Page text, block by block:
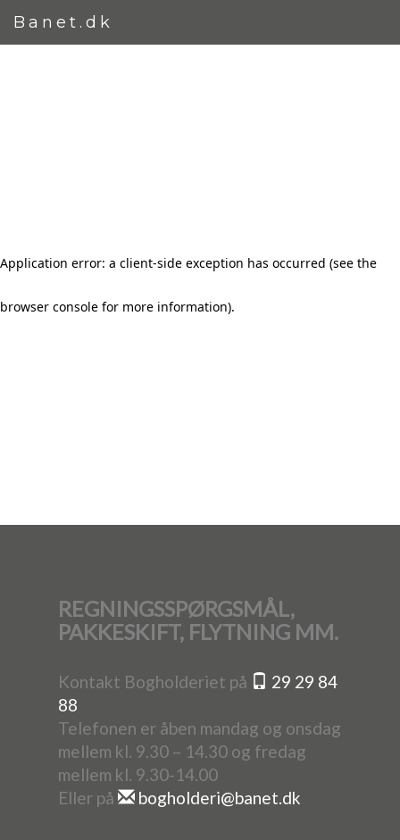
Banet.dk
REGNINGSSPØRGSMÅL,
PAKKESKIFT, FLYTNING MM.
Kontakt Bogholderiet på
29 29 84
88
Telefonen er åben mandag og onsdag
mellem kl. 9.30 – 14.30 og fredag
mellem kl. 9.30-14.00
Eller på
bogholderi@banet.dk